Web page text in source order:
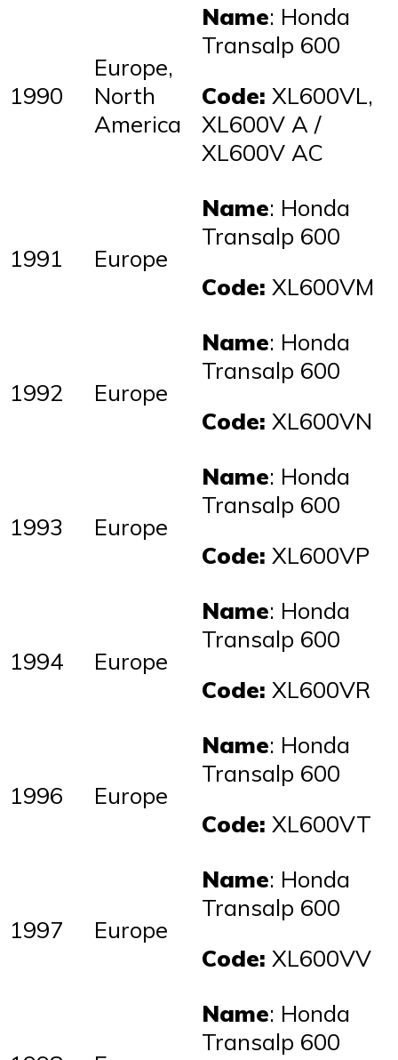
1990
Europe,
North
America
Name: Honda
Transalp 600
Code: XL600VL,
XL600V A /
XL600V AC
1991 Europe
Name: Honda
Transalp 600
Code: XL600VM
1992 Europe
Name: Honda
Transalp 600
Code: XL600VN
1993 Europe
Name: Honda
Transalp 600
Code: XL600VP
1994 Europe
Name: Honda
Transalp 600
Code: XL600VR
1996 Europe
Name: Honda
Transalp 600
Code: XL600VT
1997 Europe
Name: Honda
Transalp 600
Code: XL600VV
Name: Honda
Transalp 600